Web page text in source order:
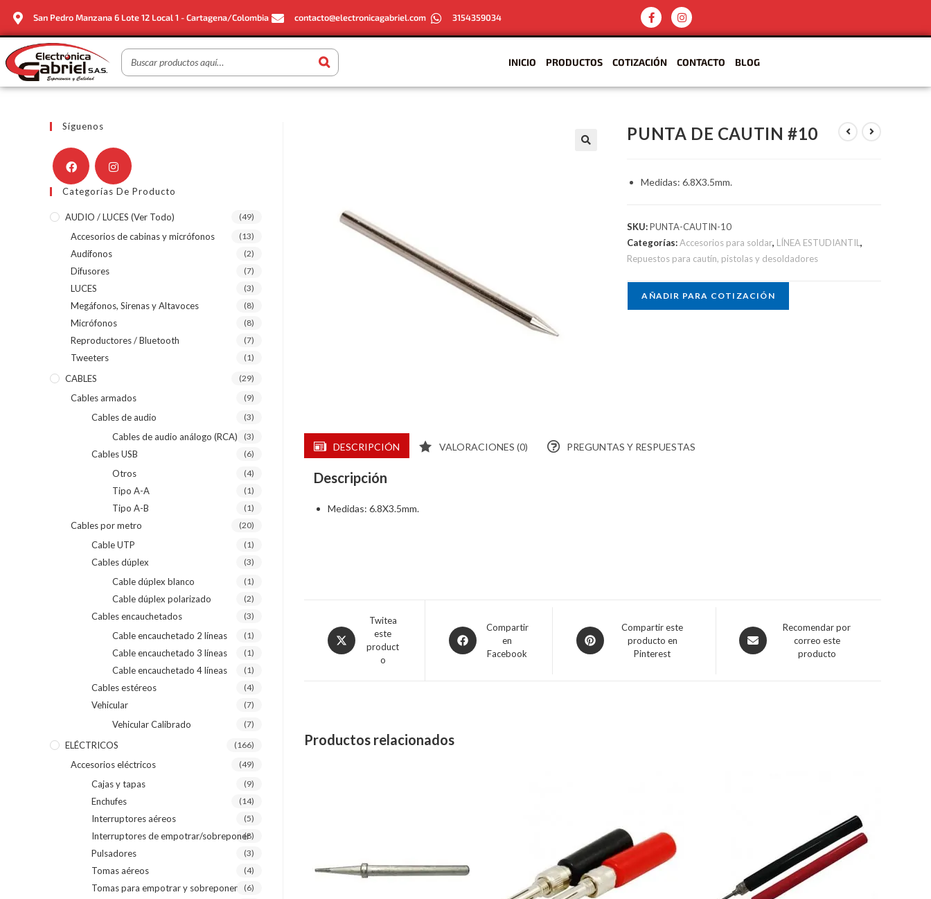
San Pedro Manzana 6 Lote 12 Local 1 - Cartagena/Colombia contacto@electronicagabriel.com 3154359034
INICIO PRODUCTOS COTIZACIÓN CONTACTO BLOG
PUNTA DE CAUTIN #10
Medidas: 6.8X3.5mm.
SKU:PUNTA-CAUTIN-10
Categorías:Accesorios para soldar, LÍNEA ESTUDIANTIL,
Repuestos para cautín, pistolas y desoldadores
AÑADIR PARA COTIZACIÓN
DESCRIPCIÓN VALORACIONES (0) PREGUNTAS Y RESPUESTAS
Descripción
Medidas: 6.8X3.5mm.
Twitea
este
product
o
Compartir
en
Facebook
Compartir este
producto en
Pinterest
Recomendar por
correo este
producto
Productos relacionados
Síguenos
Categorías De Producto
AUDIO / LUCES (ver Todo) (49)
Accesorios de cabinas y micrófonos (13)
Audífonos (2)
Difusores (7)
LUCES (3)
Megáfonos, Sirenas y Altavoces (8)
Micrófonos (8)
Reproductores / Bluetooth (7)
Tweeters (1)
CABLES (29)
Cables armados (9)
Cables de audio (3)
Cables de audio análogo (RCA) (3)
Cables USB (6)
Otros (4)
Tipo A-A (1)
Tipo A-B (1)
Cables por metro (20)
Cable UTP (1)
Cables dúplex (3)
Cable dúplex blanco (1)
Cable dúplex polarizado (2)
Cables encauchetados (3)
Cable encauchetado 2 líneas (1)
Cable encauchetado 3 líneas (1)
Cable encauchetado 4 líneas (1)
Cables estéreos (4)
Vehicular (7)
Vehicular Calibrado (7)
ELÉCTRICOS (166)
Accesorios eléctricos (49)
Cajas y tapas (9)
Enchufes (14)
Interruptores aéreos (5)
Interruptores de empotrar/sobreponer(8)
Pulsadores (3)
Tomas aéreos (4)
Tomas para empotrar y sobreponer (6)